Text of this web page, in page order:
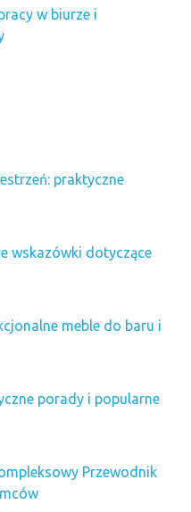
w biurze i
praktyczne
wskazówki dotyczące
meble do baru i
porady i popularne
Przewodnik